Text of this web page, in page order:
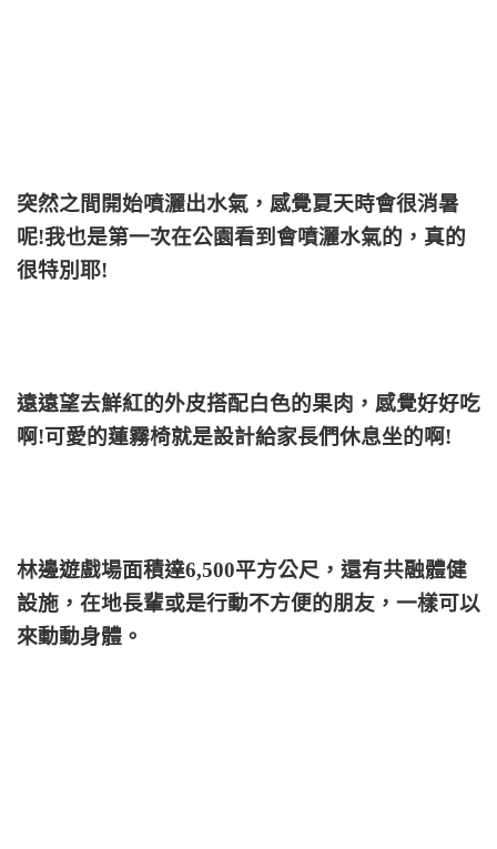
突然之間開始噴灑出水氣，感覺夏天時會很消暑
呢!我也是第一次在公園看到會噴灑水氣的，真的
很特別耶!
遠遠望去鮮紅的外皮搭配白色的果肉，感覺好好吃
啊!可愛的蓮霧椅就是設計給家長們休息坐的啊!
林邊遊戲場面積達6,500平方公尺，還有共融體健
設施，在地長輩或是行動不方便的朋友，一樣可以
來動動身體。